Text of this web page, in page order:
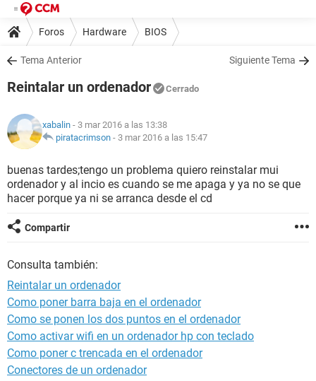
Foros Hardware BIOS
Tema Anterior Siguiente Tema
Reintalar un ordenador Cerrado
xabalin - 3 mar 2016 a las 13:38
piratacrimson - 3 mar 2016 a las 15:47
buenas tardes;tengo un problema quiero reinstalar mui
ordenador y al incio es cuando se me apaga y ya no se que
hacer porque ya ni se arranca desde el cd
Compartir
Consulta también:
Reintalar un ordenador
Como poner barra baja en el ordenador
Como se ponen los dos puntos en el ordenador
Como activar wifi en un ordenador hp con teclado
Como poner c trencada en el ordenador
Conectores de un ordenador